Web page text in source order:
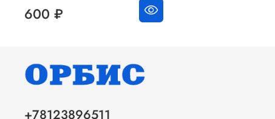
600 ₽
+78123896511